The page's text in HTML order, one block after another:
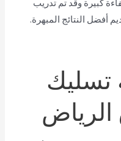
كبيرة وقد تم تدريب
أفضل النتائج المبهرة.